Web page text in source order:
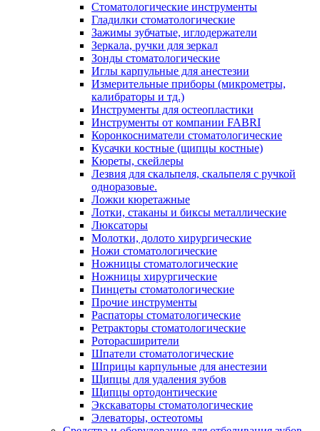
Стоматологические инструменты
Гладилки стоматологические
Зажимы зубчатые, иглодержатели
Зеркала, ручки для зеркал
Зонды стоматологические
Иглы карпульные для анестезии
Измерительные приборы (микрометры,
калибраторы и тд.)
Инструменты для остеопластики
Инструменты от компании FABRI
Коронкосниматели стоматологические
Кусачки костные (щипцы костные)
Кюреты, скейлеры
Лезвия для скальпеля, скальпеля с ручкой
одноразовые.
Ложки кюретажные
Лотки, стаканы и биксы металлические
Люксаторы
Молотки, долото хирургические
Ножи стоматологические
Ножницы стоматологические
Ножницы хирургические
Пинцеты стоматологические
Прочие инструменты
Распаторы стоматологические
Ретракторы стоматологические
Роторасширители
Шпатели стоматологические
Шприцы карпульные для анестезии
Щипцы для удаления зубов
Щипцы ортодонтические
Экскаваторы стоматологические
Элеваторы, остеотомы